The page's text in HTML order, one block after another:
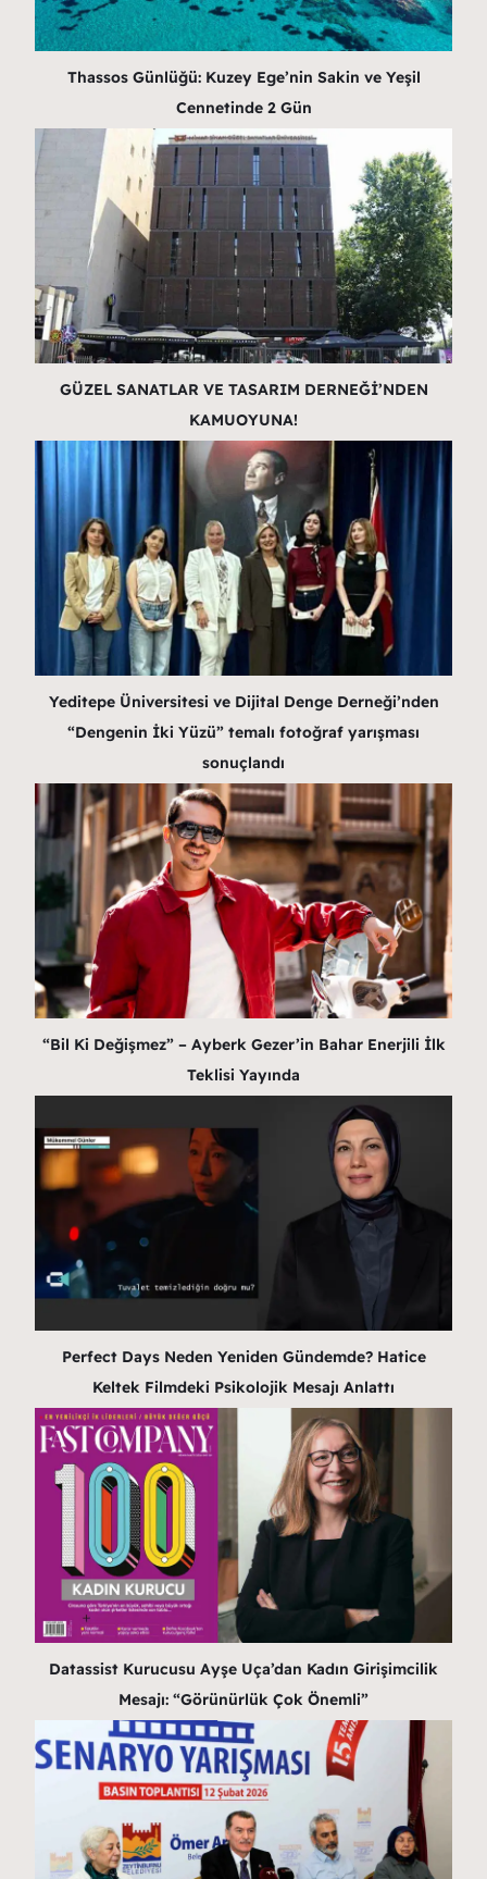
Thassos Günlüğü: Kuzey Ege’nin Sakin ve Yeşil
Cennetinde 2 Gün
GÜZEL SANATLAR VE TASARIM DERNEĞİ’NDEN
KAMUOYUNA!
Yeditepe Üniversitesi ve Dijital Denge Derneği’nden
“Dengenin İki Yüzü” temalı fotoğraf yarışması
sonuçlandı
“Bil Ki Değişmez” – Ayberk Gezer’in Bahar Enerjili İlk
Teklisi Yayında
Perfect Days Neden Yeniden Gündemde? Hatice
Keltek Filmdeki Psikolojik Mesajı Anlattı
Datassist Kurucusu Ayşe Uça’dan Kadın Girişimcilik
Mesajı: “Görünürlük Çok Önemli”